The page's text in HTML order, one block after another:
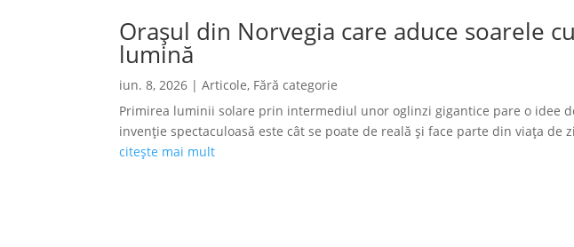
Orașul din Norvegia care aduce soarele
lumină
iun. 8, 2026 |Articole, Fără categorie
Primirea luminii solare prin intermediul unor oglinzi gigantice pare o idee
invenție spectaculoasă este cât se poate de reală și face parte din viața de
citește mai mult